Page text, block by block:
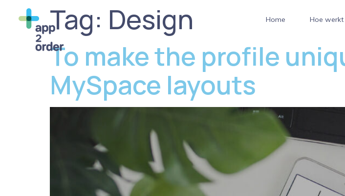
Home Hoe werkt
Tag: Design
To make the profile
MySpace layouts